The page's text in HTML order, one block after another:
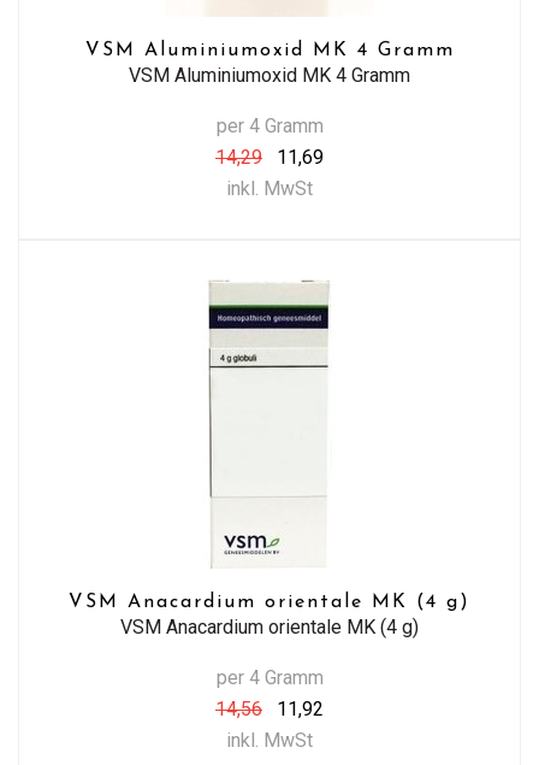
VSM Aluminiumoxid MK 4 Gramm
VSM Aluminiumoxid MK 4 Gramm
per 4 Gramm
14,29
11,69
inkl. MwSt
VSM Anacardium orientale MK (4 g)
VSM Anacardium orientale MK (4 g)
per 4 Gramm
14,56
11,92
inkl. MwSt